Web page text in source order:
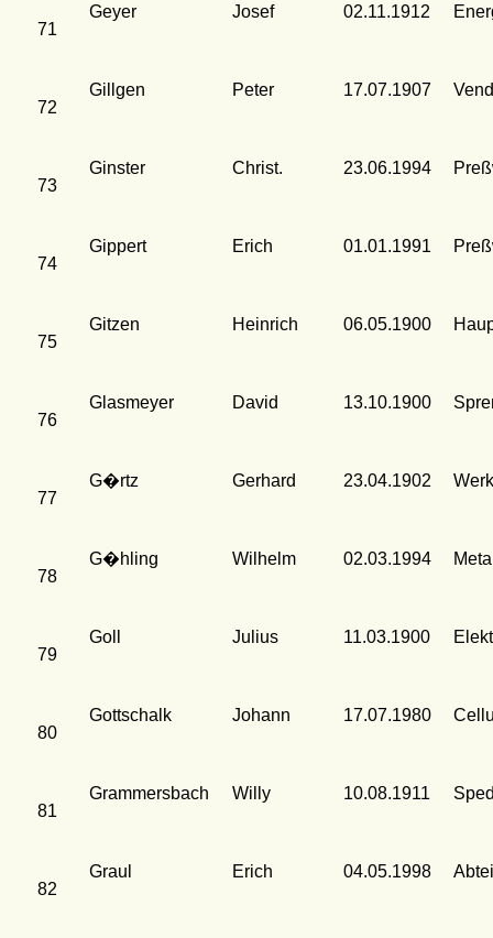
71
Geyer Josef 02.11.1912
72
Gillgen Peter 17.07.1907
73
Ginster Christ. 23.06.1994
74
Gippert Erich 01.01.1991
75
Gitzen Heinrich 06.05.1900
76
Glasmeyer David 13.10.1900
77
G�rtz Gerhard 23.04.1902
78
G�hling Wilhelm 02.03.1994
79
Goll Julius 11.03.1900
80
Gottschalk Johann 17.07.1980
81
Grammersbach Willy 10.08.1911
82
Graul Erich 04.05.1998